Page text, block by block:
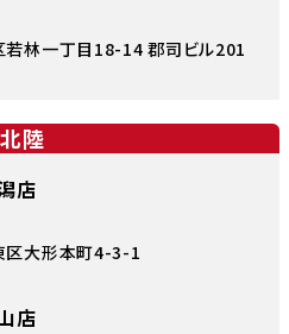
若林一丁目18-14 郡司ビル201
北陸
店
区大形本町4-3-1
店